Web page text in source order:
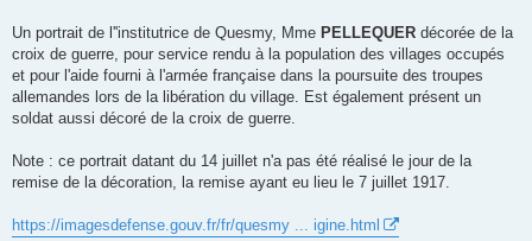
Un portrait de l''institutrice de Quesmy, Mme PELLEQUER décorée de la
croix de guerre, pour service rendu à la population des villages occupés
et pour l'aide fourni à l'armée française dans la poursuite des troupes
allemandes lors de la libération du village. Est également présent un
soldat aussi décoré de la croix de guerre.
Note : ce portrait datant du 14 juillet n'a pas été réalisé le jour de la
remise de la décoration, la remise ayant eu lieu le 7 juillet 1917.
https://imagesdefense.gouv.fr/fr/quesmy ... igine.html